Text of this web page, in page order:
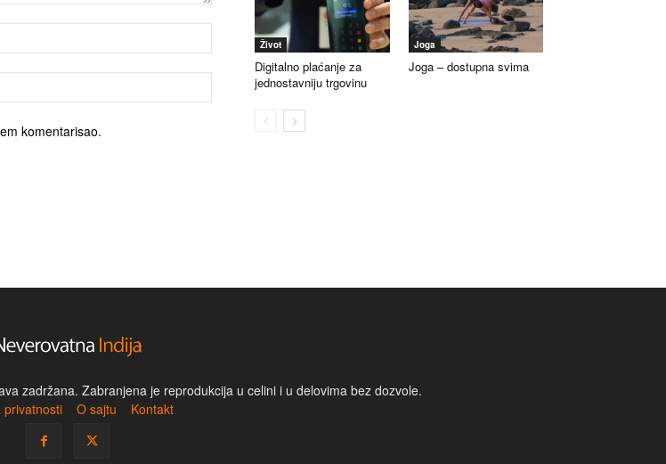
komentarisao.
Život
Digitalno plaćanje za
jednostavniju trgovinu
Joga
Joga – dostupna svima
zadržana. Zabranjena je reprodukcija u celini i u delovima bez dozvole.
privatnosti
O sajtu Kontakt